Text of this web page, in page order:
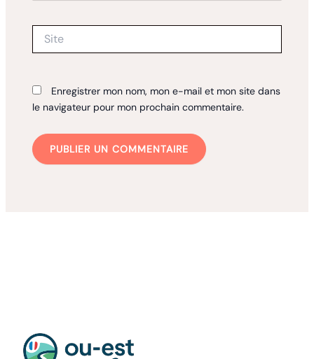
Site
Enregistrer mon nom, mon e-mail et mon site dans
le navigateur pour mon prochain commentaire.